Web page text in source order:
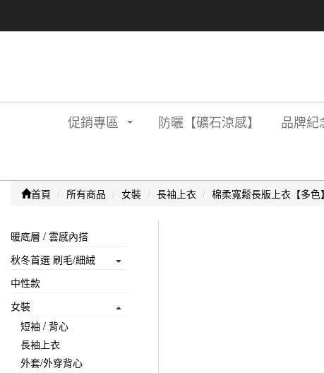
促銷專區 防曬【礦石涼感】 品牌紀
首頁 所有商品 女裝 長袖上衣 棉柔寬鬆長版上衣【多色】
暖底層 / 雲感內搭
秋冬首選 刷毛/細絨
中性款
女裝
短袖 / 背心
長袖上衣
外套/外穿背心